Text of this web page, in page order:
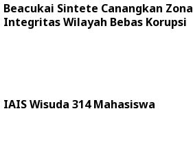
Beacukai Sintete Canangkan Zona
Integritas Wilayah Bebas Korupsi
IAIS Wisuda 314 Mahasiswa